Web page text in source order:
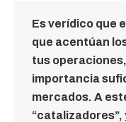
Es verídico que
que acentúan
tus
importancia
mercados. A